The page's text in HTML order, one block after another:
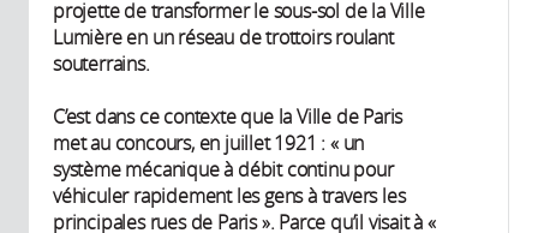
projette de transformer le sous-sol de la Ville
Lumière en un réseau de trottoirs roulant
souterrains.
C’est dans ce contexte que la Ville de Paris
met au concours, en juillet 1921 : « un
système mécanique à débit continu pour
véhiculer rapidement les gens à travers les
principales rues de Paris ». Parce qu’il visait à «